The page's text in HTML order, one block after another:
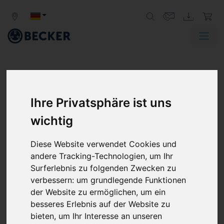
Ihre Privatsphäre ist uns
wichtig
Diese Website verwendet Cookies und
andere Tracking-Technologien, um Ihr
Surferlebnis zu folgenden Zwecken zu
verbessern: um grundlegende Funktionen
der Website zu ermöglichen, um ein
besseres Erlebnis auf der Website zu
bieten, um Ihr Interesse an unseren
MIT DEM BECKER SERVICE
UNTERWEGS:
EIN BLICK HINTER DIE
KULISSEN
Was bedeutetmobiler Service bei Gebr. Becker
eigentlich konkret in der täglichen Arbeit beim
Kunden?
Um das herauszufinden, haben wir einen unserer
Servicetechniker einen Tag lang begleitet – von den